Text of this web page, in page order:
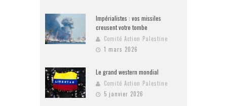
Impérialistes : vos missiles
creusent votre tombe
Comité Action Palestine
1 mars 2026
Le grand western mondial
Comité Action Palestine
5 janvier 2026